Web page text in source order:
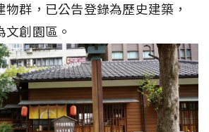
物群，已公告登錄為歷史建築，
創園區。